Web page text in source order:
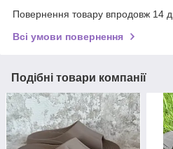
Повернення товару впродовж 14
Всі умови повернення
Подібні товари компанії